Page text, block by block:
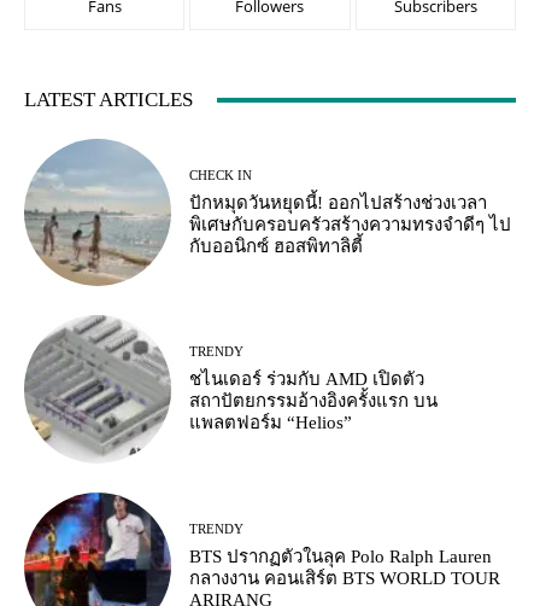
Fans Followers Subscribers
LATEST ARTICLES
CHECK IN
ปักหมุดวันหยุดนี้! ออกไปสร้างช่วงเวลา
พิเศษกับครอบครัวสร้างความทรงจำดีๆ ไป
กับออนิกซ์ ฮอสพิทาลิตี้
TRENDY
ชไนเดอร์ ร่วมกับ AMD เปิดตัว
สถาปัตยกรรมอ้างอิงครั้งแรก บน
แพลตฟอร์ม “Helios”
TRENDY
BTS ปรากฏตัวในลุค Polo Ralph Lauren
กลางงาน คอนเสิร์ต BTS WORLD TOUR
ARIRANG